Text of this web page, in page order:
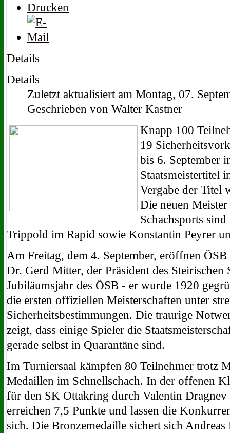
Details
Details
Zuletzt aktualisiert am Montag, 07.
Geschrieben von Walter Kastner
Knapp 100
19
bis 6. September
Staatsmeistertitel
Vergabe der Titel
Die neuen
Schachsports
Trippold im Rapid sowie Konstantin Peyrer
Am Freitag, dem 4. September, eröffnen
Dr. Gerd Mitter, der Präsident des Steirischen
Jubiläumsjahr des ÖSB - er wurde 1920
die ersten offiziellen Meisterschaften unter
Sicherheitsbestimmungen. Die traurige
zeigt, dass einige Spieler die
gerade selbst in Quarantäne sind.
Im Turniersaal kämpfen 80 Teilnehmer trotz
Medaillen im Schnellschach. In der offenen
für den SK Ottakring durch Valentin
erreichen 7,5 Punkte und lassen die
sich. Die Bronzemedaille sichert sich